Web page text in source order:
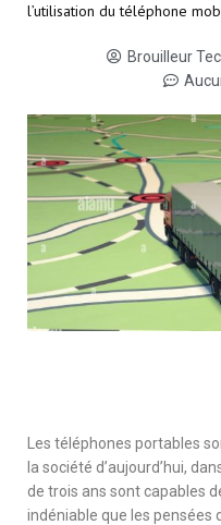
l’utilisation du téléphone
Brouilleur
Les téléphones portables
la société d’aujourd’hui,
de trois ans sont capables
indéniable que les pensées